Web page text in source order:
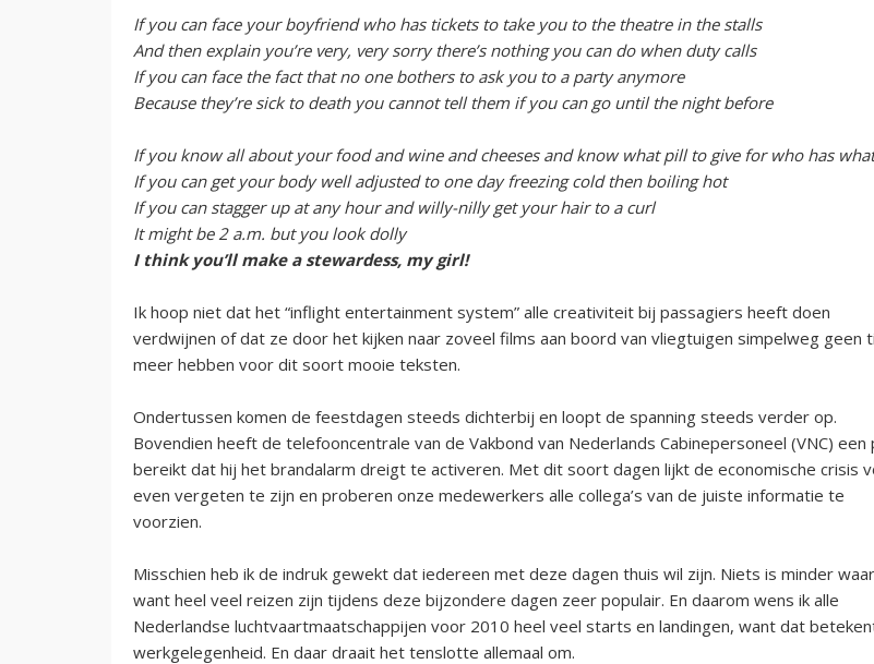
If you can face your boyfriend who has tickets to take you to the theatre in the stalls
And then explain you’re very, very sorry there’s nothing you can do when duty calls
If you can face the fact that no one bothers to ask you to a party anymore
Because they’re sick to death you cannot tell them if you can go until the night before
If you know all about your food and wine and cheeses and know what pill to give for who has what
If you can get your body well adjusted to one day freezing cold then boiling hot
If you can stagger up at any hour and willy-nilly get your hair to a curl
It might be 2 a.m. but you look dolly
I think you’ll make a stewardess, my girl!
Ik hoop niet dat het “inflight entertainment system” alle creativiteit bij passagiers heeft doen
verdwijnen of dat ze door het kijken naar zoveel films aan boord van vliegtuigen simpelweg geen
meer hebben voor dit soort mooie teksten.
Ondertussen komen de feestdagen steeds dichterbij en loopt de spanning steeds verder op.
Bovendien heeft de telefooncentrale van de Vakbond van Nederlands Cabinepersoneel (VNC) een
bereikt dat hij het brandalarm dreigt te activeren. Met dit soort dagen lijkt de economische crisis
even vergeten te zijn en proberen onze medewerkers alle collega’s van de juiste informatie te
voorzien.
Misschien heb ik de indruk gewekt dat iedereen met deze dagen thuis wil zijn. Niets is minder waar
want heel veel reizen zijn tijdens deze bijzondere dagen zeer populair. En daarom wens ik alle
Nederlandse luchtvaartmaatschappijen voor 2010 heel veel starts en landingen, want dat
werkgelegenheid. En daar draait het tenslotte allemaal om.